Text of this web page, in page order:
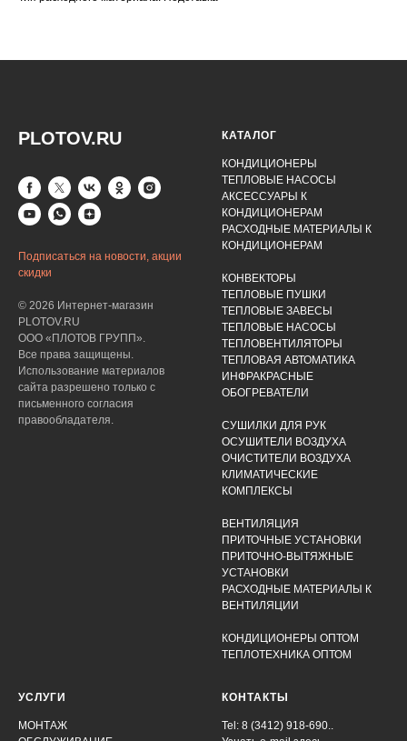
PLOTOV.RU
Подписаться на новости, акции
скидки
© 2026 Интернет-магазин
PLOTOV.RU
ООО «ПЛОТОВ ГРУПП».
Все права защищены.
Использование материалов
сайта разрешено только с
письменного согласия
правообладателя.
КАТАЛОГ
КОНДИЦИОНЕРЫ
ТЕПЛОВЫЕ НАСОСЫ
АКСЕССУАРЫ К
КОНДИЦИОНЕРАМ
РАСХОДНЫЕ МАТЕРИАЛЫ К
КОНДИЦИОНЕРАМ
КОНВЕКТОРЫ
ТЕПЛОВЫЕ ПУШКИ
ТЕПЛОВЫЕ ЗАВЕСЫ
ТЕПЛОВЫЕ НАСОСЫ
ТЕПЛОВЕНТИЛЯТОРЫ
ТЕПЛОВАЯ АВТОМАТИКА
ИНФРАКРАСНЫЕ
ОБОГРЕВАТЕЛИ
СУШИЛКИ ДЛЯ РУК
ОСУШИТЕЛИ ВОЗДУХА
ОЧИСТИТЕЛИ ВОЗДУХА
КЛИМАТИЧЕСКИЕ
КОМПЛЕКСЫ
ВЕНТИЛЯЦИЯ
ПРИТОЧНЫЕ УСТАНОВКИ
ПРИТОЧНО-ВЫТЯЖНЫЕ
УСТАНОВКИ
РАСХОДНЫЕ МАТЕРИАЛЫ К
ВЕНТИЛЯЦИИ
КОНДИЦИОНЕРЫ ОПТОМ
ТЕПЛОТЕХНИКА ОПТОМ
УСЛУГИ
МОНТАЖ
КОНТАКТЫ
Tel: 8 (3412) 918-690..